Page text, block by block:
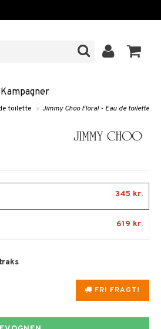
Kampagner
toilette » Jimmy Choo Floral - Eau de toilette
345 kr.
619 kr.
FRI FRAGT!